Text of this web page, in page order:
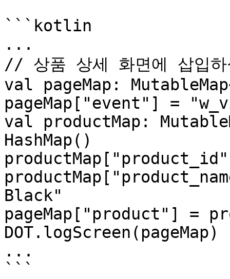
```kotlin
...
// 상품 상세 화면에 삽입하
val pageMap:
pageMap["event"] =
val productMap:
HashMap()
Black"
pageMap["product"] =
DOT.logScreen(pageMap)
...
```